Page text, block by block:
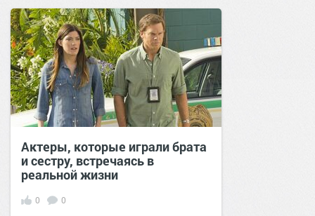
сайт.08:4110 июн 2020
Актеры, которые играли брата
и сестру, встречаясь в
реальной жизни
0 0